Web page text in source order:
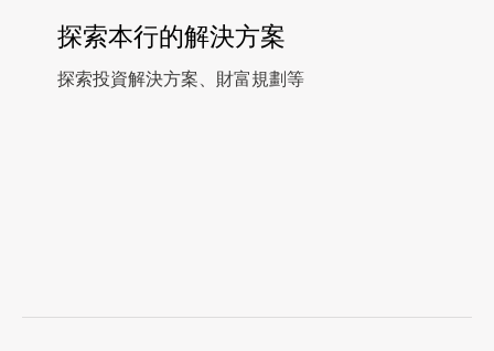
探索本行的解決方案
探索投資解決方案、財富規劃等